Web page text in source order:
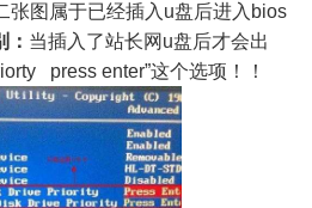
张图属于已经插入u盘后进入bios
： 当插入了站长网u盘后才会出
press enter”这个选项！！